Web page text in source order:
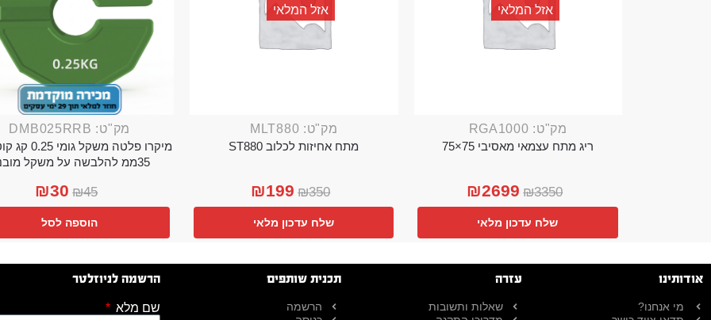
אזל המלאי
מק"ט: RGA1000
ריג מתח עצמאי מאסיבי 75×75
₪3350
₪2699
שלח עדכון מלאי
אזל המלאי
מק"ט: MLT880
מתח אחיזות לכלוב ST880
₪350
₪199
שלח עדכון מלאי
מק"ט: DMB025RRB
מיקרו פלטה
35ממ להלבשה על משקל מובנה
₪45
₪30
הוספה לסל
אודותינו
מי אנחנו?
עזרה
שאלות ותשובות
תכנית שותפים
הרשמה
הרשמה לניוזלטר
שם מלא